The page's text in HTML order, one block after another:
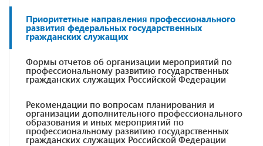
Приоритетные направления профессионального
развития федеральных государственных
гражданских служащих
Формы отчетов об организации мероприятий по
профессиональному развитию государственных
гражданских служащих Российской Федерации
Рекомендации по вопросам планирования и
организации дополнительного профессионального
образования и иных мероприятий по
профессиональному развитию государственных
гражданских служащих Российской Федерации